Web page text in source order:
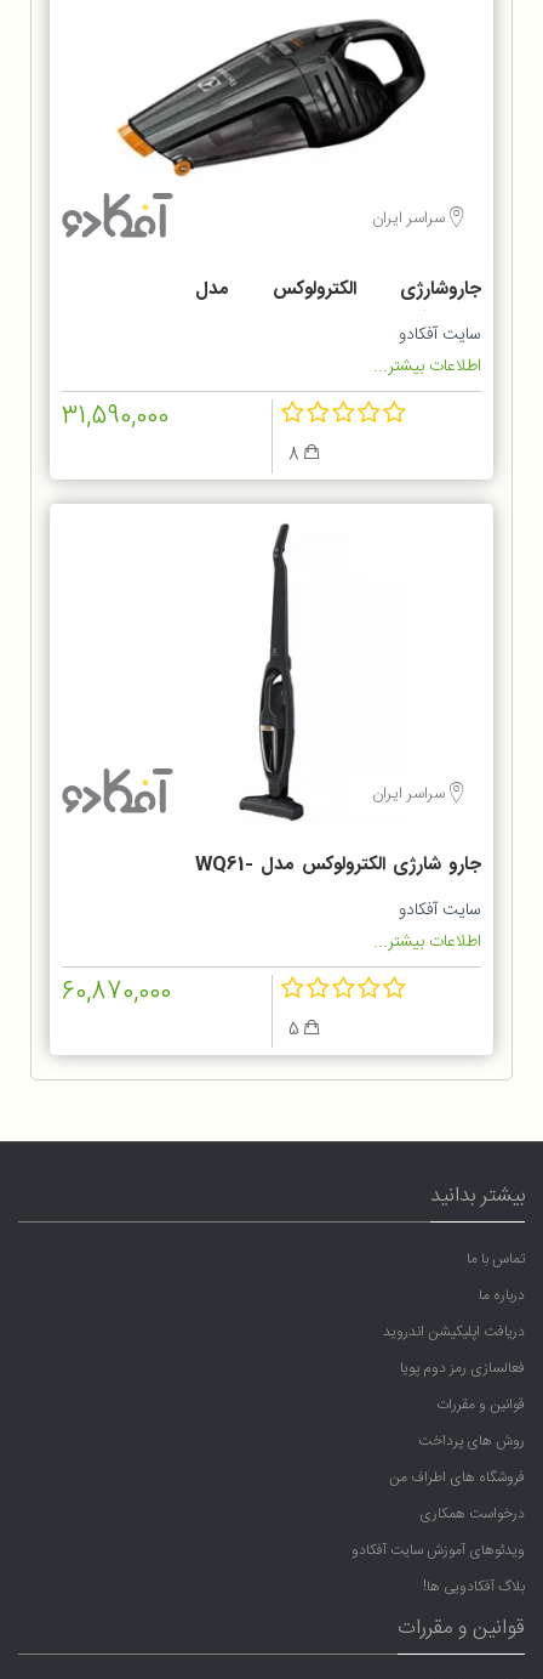
سراسر ایران
جاروشارژی الکترولوکس مدل
ZB6214IGM
سایت آفکادو
اطلاعات بیشتر...
31,590,000
سراسر ایران
جارو شارژی الکترولوکس مدل WQ61-
1OGG
سایت آفکادو
اطلاعات بیشتر...
60,870,000
بیشتر بدانید
تماس با ما
درباره ما
دریافت اپلیکیشن اندروید
فعالسازی رمز دوم پویا
قوانین و مقررات
روش های پرداخت
فروشگاه های اطراف من
درخواست همکاری
ویدئوهای آموزش سایت آفکادو
بلاگ آفکادویی ها!
قوانین و مقررات